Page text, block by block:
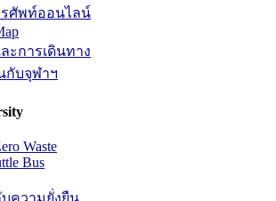
ศัพท์ออนไลน์
ะการเดินทาง
กับจุฬาฯ
Waste
Bus
ความยั่งยืน